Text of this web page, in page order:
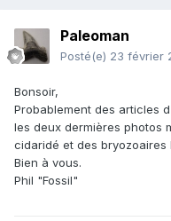
Paleoman
Posté(e) 23 février
Bonsoir,
Probablement des articles
les deux dermières photos
cidaridé et des bryozoaires
Bien à vous.
Phil "Fossil"